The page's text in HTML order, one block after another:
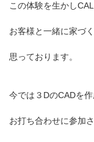
この体験を生かし
お客様と一緒に家づ
思っております。
今では３DのCADを
お打ち合わせに参加